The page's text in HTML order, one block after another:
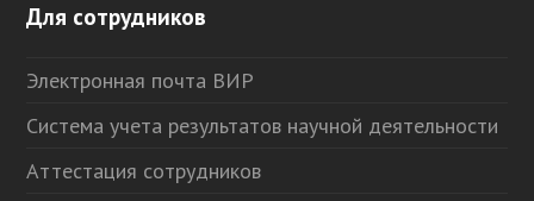
Для сотрудников
Электронная почта ВИР
Система учета результатов научной деятельности
Аттестация сотрудников